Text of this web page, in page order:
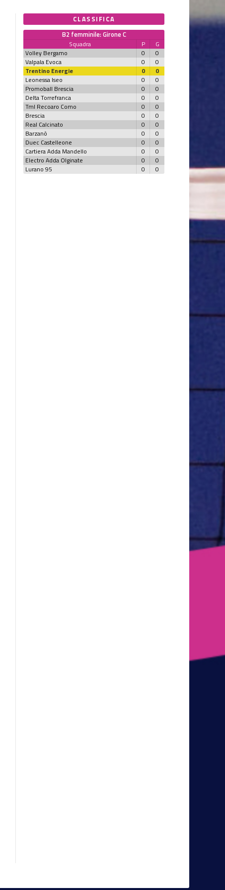
CLASSIFICA
B2 femminile: Girone C
Squadra P
G
Volley Bergamo
0
0
Valpala Evoca
0
0
Trentino Energie
0
0
Leonessa Iseo
0
0
Promoball Brescia
0
0
Delta Torrefranca
0
0
Tml Recoaro Como
0
0
Brescia
0
0
Real Calcinato
0
0
Barzanò
0
0
Duec Castelleone
0
0
Cartiera Adda Mandello
0
0
Electro Adda Olginate
0
0
Lurano 95
0 0